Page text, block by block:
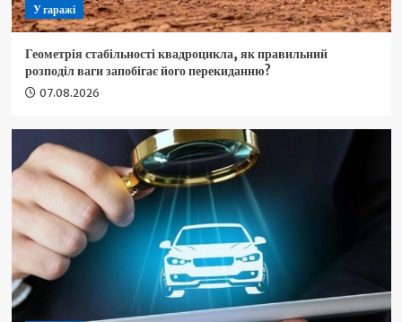
У гаражі
Геометрія стабільності квадроцикла, як правильний
розподіл ваги запобігає його перекиданню?
07.08.2026